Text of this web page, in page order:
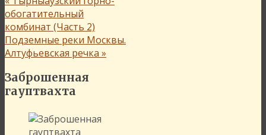
обогатительный
комбинат (Часть 2)
Подземные реки Москвы.
Алтуфьевская речка »
Заброшенная
гауптвахта